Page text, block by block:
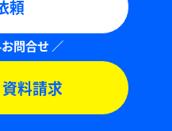
頼
料請求